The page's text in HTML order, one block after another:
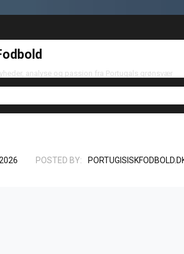
analyse og passion fra Portugals grønsvær
POSTED BY: